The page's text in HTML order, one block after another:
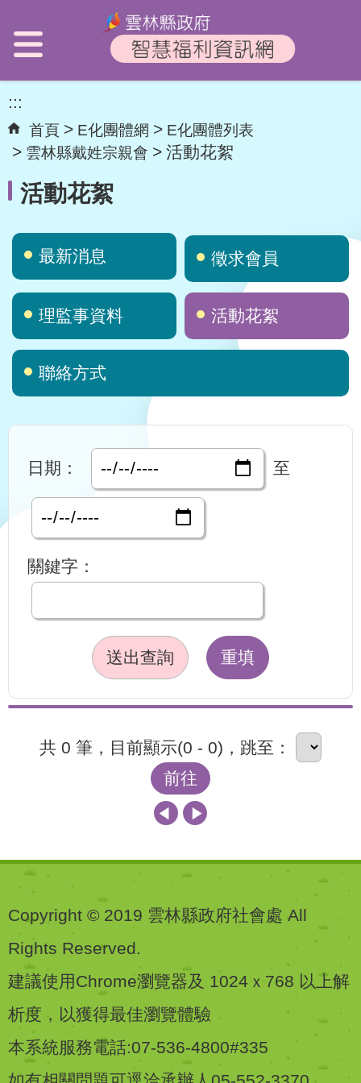
:::
首頁 E化團體網
E化團體列表
雲林縣戴姓宗親會
活動花絮
活動花絮
最新消息 徵求會員
理監事資料 活動花絮
聯絡方式
日期： 至
關鍵字：
送出查詢 重填
共 0 筆，目前顯示(0 - 0)，跳至：
前往
Copyright © 2019 雲林縣政府社會處 All
Rights Reserved.
建議使用Chrome瀏覽器及 1024ｘ768 以上解
析度，以獲得最佳瀏覽體驗
本系統服務電話:07-536-4800#335